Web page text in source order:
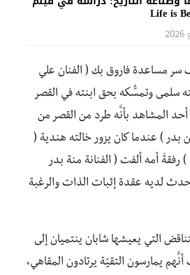
Life is
سر مساعدة فاروق بك ( الفنان علي
سلمى وتمسُّكه بحق ابنته في القصر
المشاهد بأنَّه طرد من القصر من
) عندما كان يزور خالته هندية (
) رفقةَ أمه ألفت ( الفنانة منة بدر
لديه عقدة إثبات الذات والرغبة
التي يعيشها شابان ينتميان إلى
يمارسون التقيّة يرتادون المقاهي،